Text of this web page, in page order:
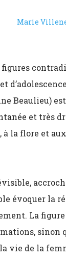
Marie
Beaulieu)
et très
à la flore et
évoquer la
La figure
sinon
vie de la